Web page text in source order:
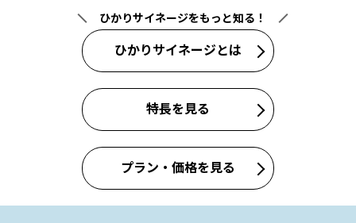
ひかりサイネージをもっと知る！
ひかりサイネージとは
特長を見る
プラン・価格を見る